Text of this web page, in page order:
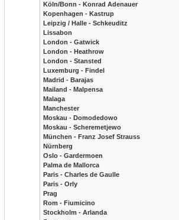
Köln/Bonn - Konrad Adenauer
Kopenhagen - Kastrup
Leipzig / Halle - Schkeuditz
Lissabon
London - Gatwick
London - Heathrow
London - Stansted
Luxemburg - Findel
Madrid - Barajas
Mailand - Malpensa
Malaga
Manchester
Moskau - Domodedowo
Moskau - Scheremetjewo
München - Franz Josef Strauss
Nürnberg
Oslo - Gardermoen
Palma de Mallorca
Paris - Charles de Gaulle
Paris - Orly
Prag
Rom - Fiumicino
Stockholm - Arlanda